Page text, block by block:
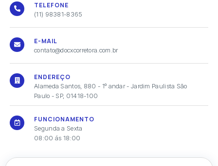
TELEFONE
(11) 98381-8365
E-MAIL
contato@docxcorretora.com.br
ENDEREÇO
Alameda Santos, 880 - 1º andar - Jardim Paulista São
Paulo - SP, 01418-100
FUNCIONAMENTO
Segunda a Sexta
08:00 ás 18:00